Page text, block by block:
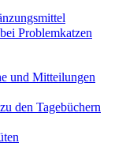
Problemkatzen
und Mitteilungen
den Tagebüchern